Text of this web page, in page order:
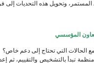
وتحويل هذه التحديات إلى
المؤسسي
الحالات التي تحتاج إلى دعم خاص؟
تبدأ بالتشخيص والتقييم، ثم